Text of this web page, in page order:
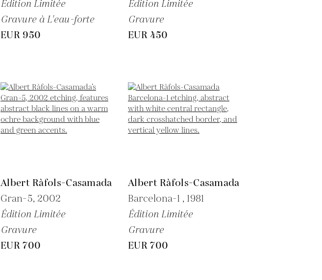
Édition Limitée
Gravure à L'eau-forte
EUR 950
Édition Limitée
Gravure
EUR 450
Albert Ràfols-Casamada
Gran-5, 2002
Édition Limitée
Gravure
EUR 700
Albert Ràfols-Casamada
Barcelona-1 , 1981
Édition Limitée
Gravure
EUR 700